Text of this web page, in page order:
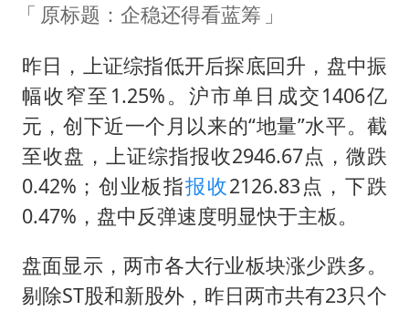
白海豚将正面袭击贯穿浙江
商场现钱学森巨幅海报 负责人回应
36岁男演员成景区NPC后人气爆棚
郑丽文：台湾从来没有“独立”过
几元成本的AI广告导致千万市值蒸发
浙江台州《告全体市民书》
酒店回应车内过夜被收150元
梁家辉百花奖演讲落泪
人民的健康、体质、幸福一脉相承
原标题：企稳还得看蓝筹
昨日，上证综指低开后探底回升，盘中振
幅收窄至1.25%。沪市单日成交1406亿
元，创下近一个月以来的“地量”水平。截
至收盘，上证综指报收2946.67点，微跌
0.42%；创业板指报收2126.83点，下跌
0.47%，盘中反弹速度明显快于主板。
盘面显示，两市各大行业板块涨少跌多。
剔除ST股和新股外，昨日两市共有23只个